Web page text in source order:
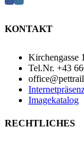
KONTAKT
Kirchengasse
Tel.Nr. +43
Imagekatalog
RECHTLICHES